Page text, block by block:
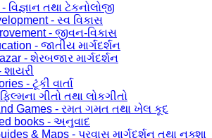
વિજ્ઞાન તથા ટેકનોલોજી
- સ્વ વિકાસ
- જીવન-વિકાસ
- જાતીય માર્ગદર્શન
- શેરબજાર માર્ગદર્શન
શાયરી
- ટૂંકી વાર્તા
ગીતો તથા લોકગીતો
Games - રમત ગમત તથા ખેલ કૂદ
books - અનુવાદ
& Maps - પ્રવાસ માર્ગદર્શન તથા નક્શા